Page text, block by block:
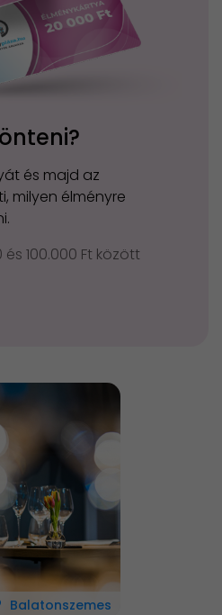
és majd az
milyen élményre
100.000 Ft között
Balatonszemes